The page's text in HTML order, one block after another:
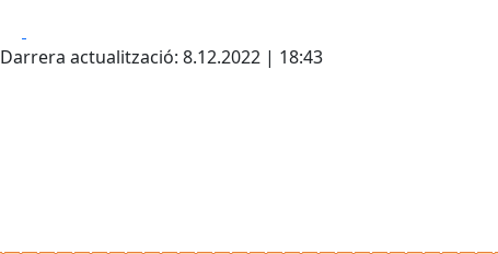
Darrera actualització: 8.12.2022 | 18:43